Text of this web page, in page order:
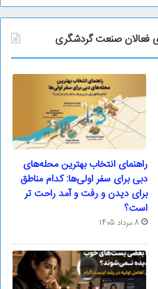
فعالان صنعت گردشگری
راهنمای انتخاب بهترین محله‌های
دبی برای سفر اولی‌ها: کدام مناطق
برای دیدن و رفت و آمد راحت تر
است؟
8 مرداد 1405